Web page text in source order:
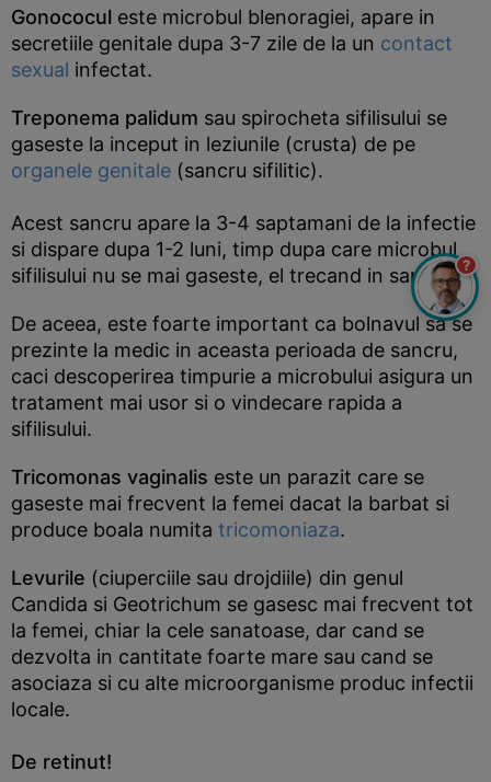
Gonococul este microbul blenoragiei, apare in
secretiile genitale dupa 3-7 zile de la un contact
sexual infectat.
Treponema palidum sau spirocheta sifilisului se
gaseste la inceput in leziunile (crusta) de pe
organele genitale (sancru sifilitic).
Acest sancru apare la 3-4 saptamani de la infectie
si dispare dupa 1-2 luni, timp dupa care microbul
sifilisului nu se mai gaseste, el trecand in sange.
De aceea, este foarte important ca bolnavul sa se
prezinte la medic in aceasta perioada de sancru,
caci descoperirea timpurie a microbului asigura un
tratament mai usor si o vindecare rapida a
sifilisului.
Tricomonas vaginalis este un parazit care se
gaseste mai frecvent la femei dacat la barbat si
produce boala numita tricomoniaza.
Levurile (ciuperciile sau drojdiile) din genul
Candida si Geotrichum se gasesc mai frecvent tot
la femei, chiar la cele sanatoase, dar cand se
dezvolta in cantitate foarte mare sau cand se
asociaza si cu alte microorganisme produc infectii
locale.
De retinut!
?